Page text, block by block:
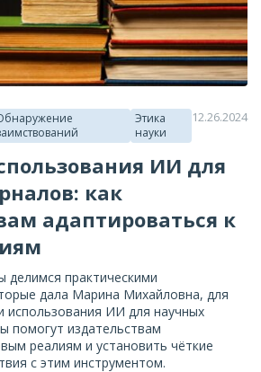
Этика
науки
12.26.2024
ИИ для
как
адаптироваться к
практическими
дала Марина Михайловна, для
использования ИИ для научных
помогут издательствам
реалиям и установить чёткие
с этим инструментом.